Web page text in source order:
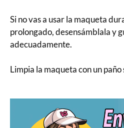
Si no vas a usar la maqueta
prolongado, desensámblala y
adecuadamente.
Limpia la maqueta con un paño